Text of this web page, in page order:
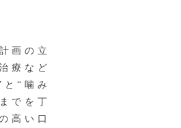
画の立
療など
“噛み
でを丁
高い口